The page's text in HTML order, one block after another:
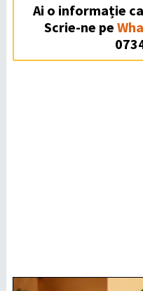
Ai o informație
Scrie-ne pe